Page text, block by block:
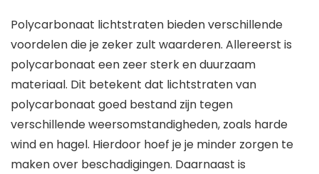
Polycarbonaat lichtstraten bieden verschillende
voordelen die je zeker zult waarderen. Allereerst is
polycarbonaat een zeer sterk en duurzaam
materiaal. Dit betekent dat lichtstraten van
polycarbonaat goed bestand zijn tegen
verschillende weersomstandigheden, zoals harde
wind en hagel. Hierdoor hoef je je minder zorgen te
maken over beschadigingen. Daarnaast is